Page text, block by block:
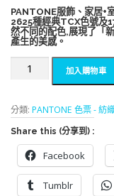
始
價
格
：
N
$
1
,
8
0
0
。
前
價
格
N
T
$
5
1
0
0
。
PANTONE服飾、家居+
2625種經典TCX色號及
然不同的配色,展現了「
產生的美感。
2024
PANTONE
潘
通
色
卡
TCX
加入購物車
分類: PANTONE 色票 - 紡
Share this (分享到) :
Facebook
Tumblr